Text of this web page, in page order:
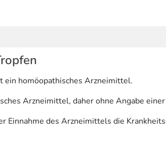
ein homöopathisches Arzneimittel.
Arzneimittel, daher ohne Angabe
Einnahme des Arzneimittels die